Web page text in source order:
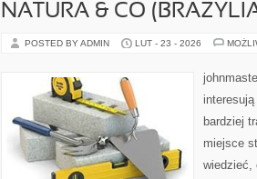
NATURA & CO
POSTED BY ADMIN LUT - 23 - 2026
bardziej
miejsce
wiedzieć,